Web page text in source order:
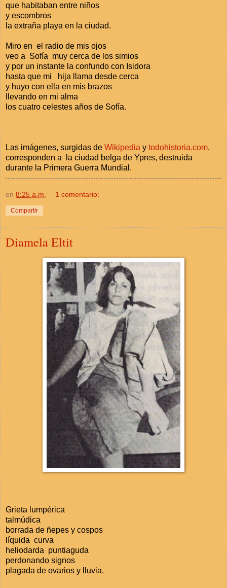
que habitaban entre niños
y escombros
la extraña playa en la ciudad.
Miro en el radio de mis ojos
veo a Sofía muy cerca de los simios
y por un instante la confundo con Isidora
hasta que mi hija llama desde cerca
y huyo con ella en mis brazos
llevando en mi alma
los cuatro celestes años de Sofía.
Las imágenes, surgidas de Wikipedia y todohistoria.com,
corresponden a la ciudad belga de Ypres, destruida
durante la Primera Guerra Mundial.
en 8:25 a.m. 1 comentario:
Compartir
Diamela Eltit
Grieta lumpérica
talmúdica
borrada de ñepes y cospos
líquida curva
heliodarda puntiaguda
perdonando signos
plagada de ovarios y lluvia.